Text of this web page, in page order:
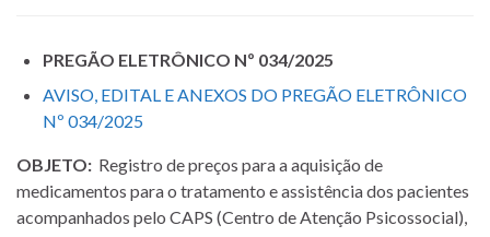
PREGÃO ELETRÔNICO Nº 034/2025
AVISO, EDITAL E ANEXOS DO PREGÃO ELETRÔNICO
Nº 034/2025
OBJETO: Registro de preços para a aquisição de
medicamentos para o tratamento e assistência dos pacientes
acompanhados pelo CAPS (Centro de Atenção Psicossocial),